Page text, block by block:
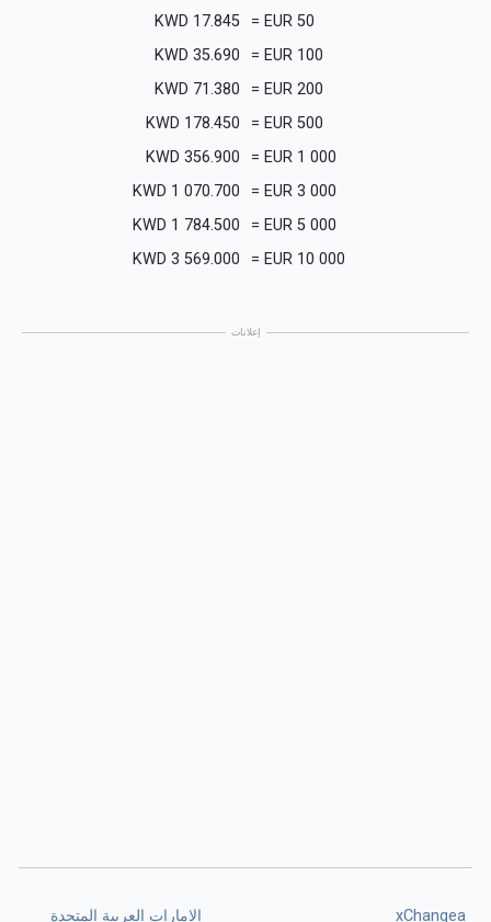
50
EUR
=
17.845
KWD
100
EUR
=
35.690
KWD
200
EUR
=
71.380
KWD
500
EUR
=
178.450
KWD
1 000
EUR
=
356.900
KWD
3 000
EUR
=
1 070.700
KWD
5 000
EUR
=
1 784.500
KWD
10 000
EUR
=
3 569.000
KWD
إعلانات
xChangea الإمارات العربية المتحدة